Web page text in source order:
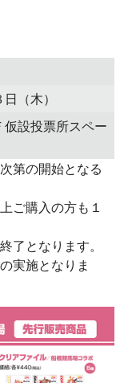
（木）
設投票所スペー
第の開始となる
ご購入の方も１
了となります。
実施となりま